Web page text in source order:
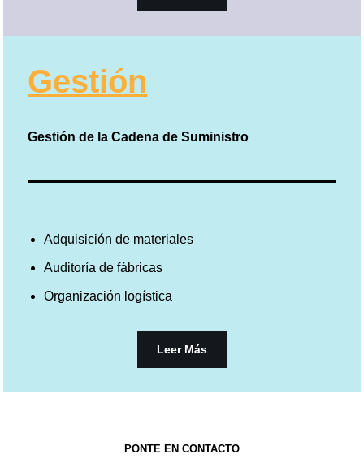
Gestión
Gestión de la Cadena de Suministro
Adquisición de materiales
Auditoría de fábricas
Organización logística
Leer Más
PONTE EN CONTACTO